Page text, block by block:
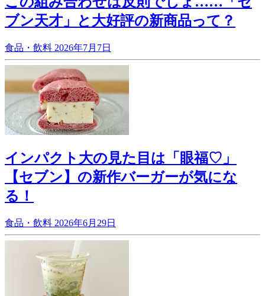
ブン天才」と大好評の新商品って？
食品・飲料 2026年7月7日
インパクト大の見た目は「眼福♡」
【セブン】の新作バーガーが気にな
る！
食品・飲料 2026年6月29日